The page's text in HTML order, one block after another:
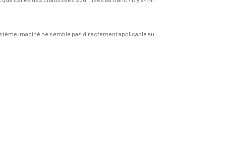
imaginé ne semble pas directement applicable au